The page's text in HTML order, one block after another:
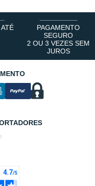
PAGAMENTO
SEGURO
2 OU 3 VEZES SEM
JUROS